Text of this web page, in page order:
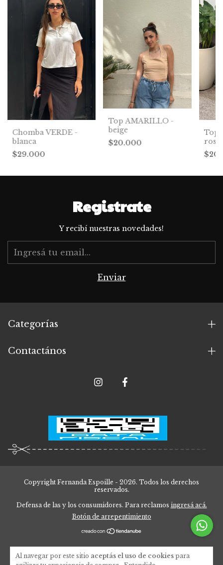
Al navegar por este sitio aceptás el uso de cookies para
Chomba VERDE -
blanca
$29.000
Top AMARILLO -
beige
$20.000
Top
rosa
Registrate
Y recibí nuestras novedades!
Categorías
Contactános
Copyright Fernanda Espoille - 2026. Todos los derechos
reservados.
Defensa de las y los consumidores. Para reclamos ingresá acá.
Botón de arrepentimiento